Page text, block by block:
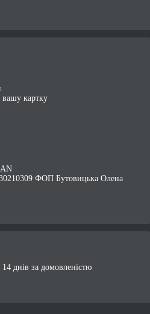
вашу картку
ФОП Бутовицька Олена
днів за домовленістю